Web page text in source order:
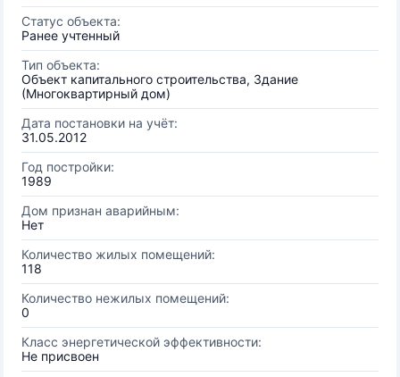
Статус объекта:
Ранее учтенный
Тип объекта:
Объект капитального строительства, Здание
(Многоквартирный дом)
Дата постановки на учёт:
31.05.2012
Год постройки:
1989
Дом признан аварийным:
Нет
Количество жилых помещений:
118
Количество нежилых помещений:
0
Класс энергетической эффективности:
Не присвоен